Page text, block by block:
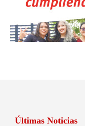
Últimas Noticias